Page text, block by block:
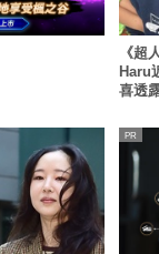
《超
Haru
喜透